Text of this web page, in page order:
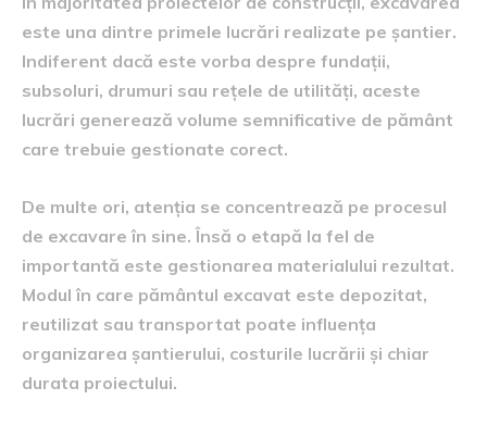
este una dintre primele lucrări realizate pe șantier.
Indiferent dacă este vorba despre fundații,
subsoluri, drumuri sau rețele de utilități, aceste
lucrări generează volume semnificative de pământ
care trebuie gestionate corect.
De multe ori, atenția se concentrează pe procesul
de excavare în sine. Însă o etapă la fel de
importantă este gestionarea materialului rezultat.
Modul în care pământul excavat este depozitat,
reutilizat sau transportat poate influența
organizarea șantierului, costurile lucrării și chiar
durata proiectului.